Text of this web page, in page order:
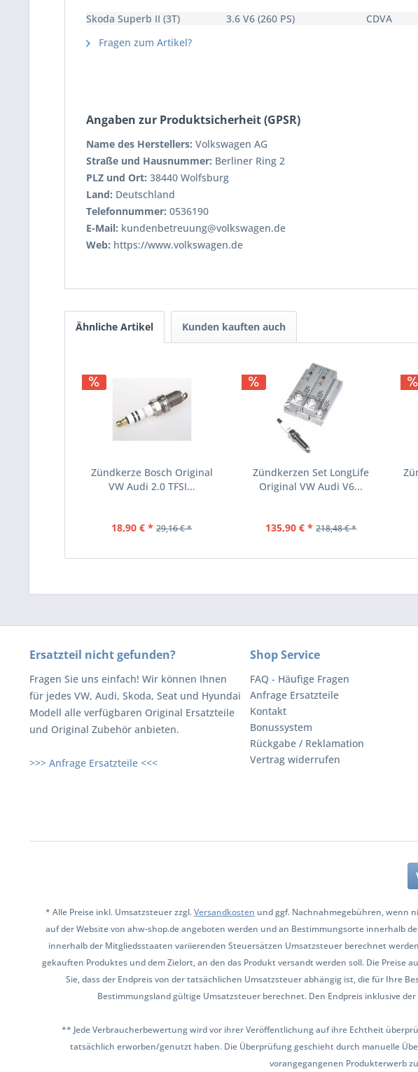
Skoda Superb II (3T)
3.6 V6 (260 PS)
CDVA
Fragen zum Artikel?
Angaben zur Produktsicherheit (GPSR)
Name des Herstellers: Volkswagen AG
Straße und Hausnummer: Berliner Ring 2
PLZ und Ort: 38440 Wolfsburg
Land: Deutschland
Telefonnummer: 0536190
E-Mail: kundenbetreuung@volkswagen.de
Web: https://www.volkswagen.de
Ähnliche Artikel Kunden kauften auch
Zündkerze Bosch Original
VW Audi 2.0 TFSI...
18,90 € * 29,16 € *
Zündkerzen Set LongLife
Original VW Audi V6...
135,90 € * 218,48 € *
Ersatzteil nicht gefunden?
Fragen Sie uns einfach! Wir können Ihnen
für jedes VW, Audi, Skoda, Seat und Hyundai
Modell alle verfügbaren Original Ersatzteile
und Original Zubehör anbieten.
>>> Anfrage Ersatzteile <<<
Shop Service
FAQ - Häufige Fragen
Anfrage Ersatzteile
Kontakt
Bonussystem
Rückgabe / Reklamation
Vertrag widerrufen
* Alle Preise inkl. Umsatzsteuer zzgl.Versandkosten und ggf. Nachnahmegebühren, wenn
auf der Website von ahw-shop.de angeboten werden und an Bestimmungsorte innerhalb
innerhalb der Mitgliedsstaaten variierenden Steuersätzen Umsatzsteuer berechnet
gekauften Produktes und dem Zielort, an den das Produkt versandt werden soll. Die
Sie, dass der Endpreis von der tatsächlichen Umsatzsteuer abhängig ist, die für Ihre
Bestimmungsland gültige Umsatzsteuer berechnet. Den Endpreis inklusive
** Jede Verbraucherbewertung wird vor ihrer Veröffentlichung auf ihre Echtheit
tatsächlich erworben/genutzt haben. Die Überprüfung geschieht durch manuelle
vorangegangenen Produkterwerb